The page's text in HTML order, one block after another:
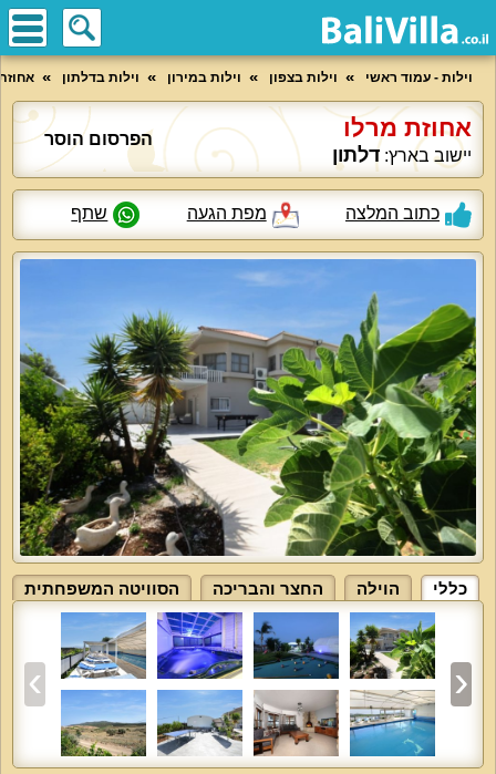
וילות - עמוד ראשי וילות בצפון וילות במירון וילות בדלתון
אחוזת מרלו
יישוב בארץ: דלתון
הפרסום הוסר
כתוב המלצה מפת הגעה שתף
כללי הוילה החצר והבריכה הסוויטה המשפחתית